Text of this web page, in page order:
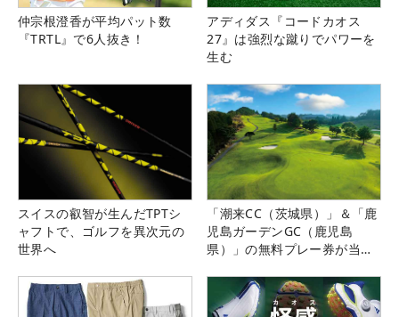
仲宗根澄香が平均パット数
『TRTL』で6人抜き！
アディダス『コードカオス
27』は強烈な蹴りでパワーを
生む
スイスの叡智が生んだTPTシ
ャフトで、ゴルフを異次元の
世界へ
「潮来CC（茨城県）」＆「鹿
児島ガーデンGC（鹿児島
県）」の無料プレー券が当た